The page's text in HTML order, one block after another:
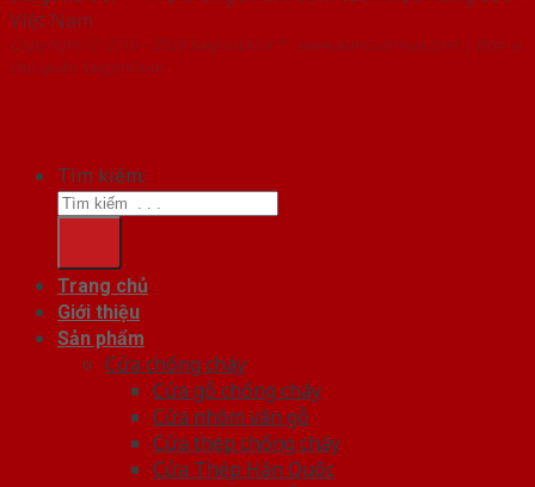
Việt Nam
Copyright ⓒ 2016 – 2026 SaigonDoor™ - www.bancuanhua.com | Đơn vị
chủ quản SaigonDoor
Tìm kiếm:
Trang chủ
Giới thiệu
Sản phẩm
Cửa chống cháy
Cửa gỗ chống cháy
Cửa nhôm vân gỗ
Cửa thép chống cháy
Cửa Thép Hàn Quốc